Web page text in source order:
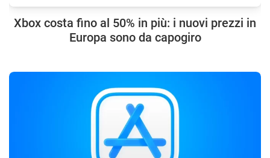
Xbox costa fino al 50% in più: i nuovi prezzi in
Europa sono da capogiro